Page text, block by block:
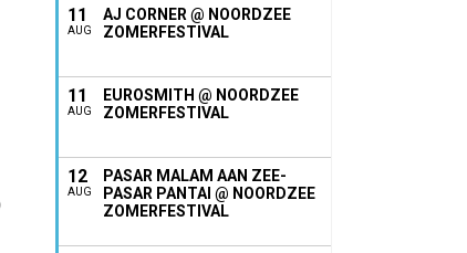
11
AUG
AJ CORNER @ NOORDZEE
ZOMERFESTIVAL
11
AUG
EUROSMITH @ NOORDZEE
ZOMERFESTIVAL
12
AUG
PASAR MALAM AAN ZEE-
PASAR PANTAI @ NOORDZEE
ZOMERFESTIVAL